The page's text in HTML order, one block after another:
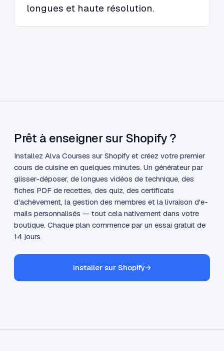
longues et haute résolution.
Prêt à enseigner sur Shopify ?
Installez Alva Courses sur Shopify et créez votre premier
cours de cuisine en quelques minutes. Un générateur par
glisser-déposer, de longues vidéos de technique, des
fiches PDF de recettes, des quiz, des certificats
d'achèvement, la gestion des membres et la livraison d'e-
mails personnalisés — tout cela nativement dans votre
boutique. Chaque plan commence par un essai gratuit de
14 jours.
Installer sur Shopify→